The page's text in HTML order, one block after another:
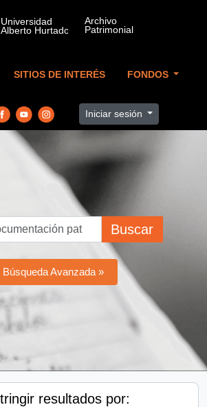
SITIOS DE INTERÉS FONDOS
Iniciar sesión
Buscar
Búsqueda Avanzada »
resultados por: